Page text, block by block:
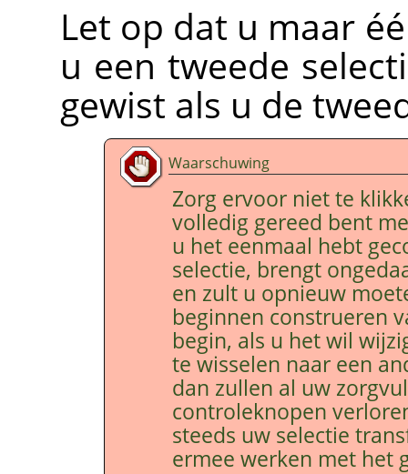
Let op dat u maar
u een tweede
gewist als u de
Waarschuwing
Zorg ervoor niet te
volledig gereed bent
u het eenmaal hebt
selectie, brengt
en zult u opnieuw
beginnen construeren
begin, als u het wil
te wisselen naar een
dan zullen al uw
controleknopen
steeds uw selectie
ermee werken met het